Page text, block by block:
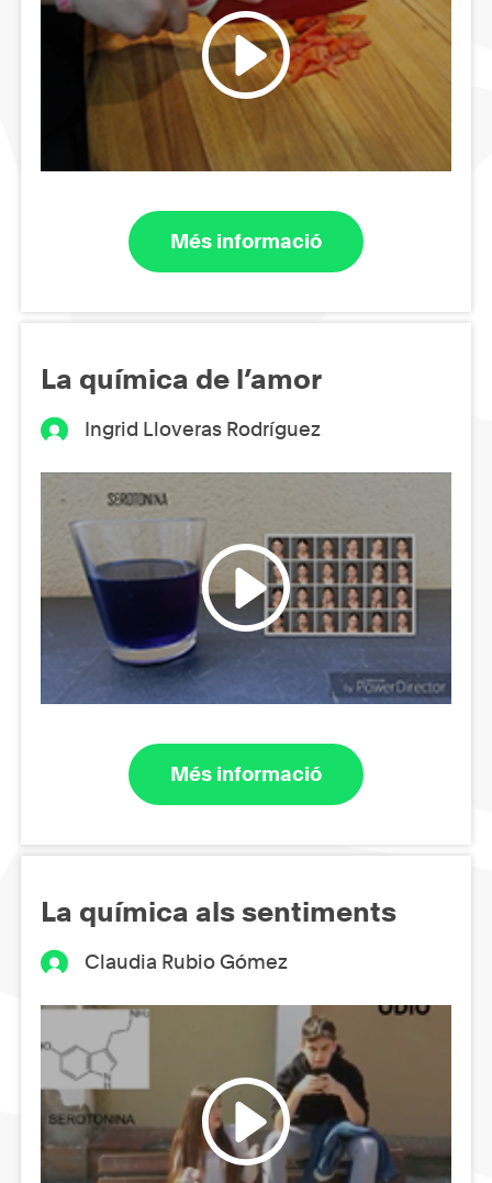
Més informació
La química de l’amor
Ingrid Lloveras Rodríguez
Més informació
La química als sentiments
Claudia Rubio Gómez